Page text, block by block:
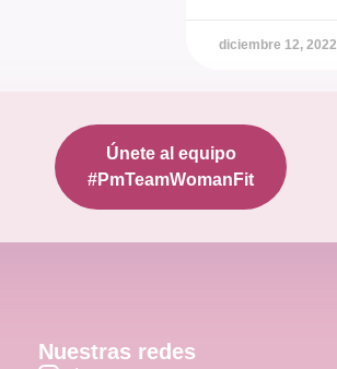
diciembre 12, 2022
Únete al equipo
#PmTeamWomanFit
Nuestras redes